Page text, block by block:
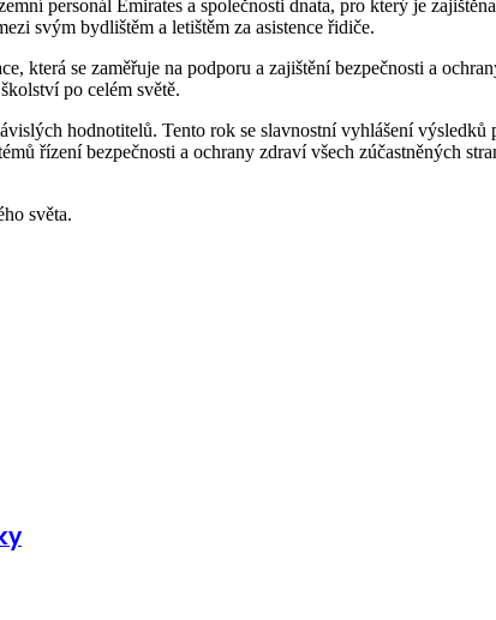
personál Emirates a společnosti dnata, pro který je
svým bydlištěm a letištěm za asistence řidiče.
která se zaměřuje na podporu a zajištění bezpečnosti a
po celém světě.
hodnotitelů. Tento rok se slavnostní vyhlášení
řízení bezpečnosti a ochrany zdraví všech zúčastněných
světa.